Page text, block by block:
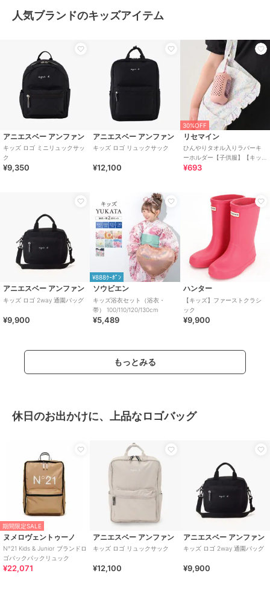
人気ブランドのキッズアイテム
アニエスベー アンファン
キッズ ロゴ ミニリュックサッ
ク
¥9,350
アニエスベー アンファン
キッズ ロゴ リュックサック
¥12,100
30%OFF
リセマイン
ひんやりタオル入りラバーキ
ーホルダー【子供服】【キッ
ズ】【女の子】
¥693
アニエスベー アンファン
キッズ ロゴ 2way 通園バッグ
¥9,900
¥888ｸｰﾎﾟﾝ
ソウビエン
キッズ浴衣セット（浴衣・
帯） 100/110/120/130cm
¥5,489
ハンター
【キッズ】ファーストクラシ
ック
¥9,900
もっとみる
休日のお出かけに、上品なロゴバッグ
期間限定SALE
ヌメロヴェントゥーノ
N°21 Kids & Junior ブランドロ
ゴバックパックリュック
¥22,071
アニエスベー アンファン
キッズ ロゴ リュックサック
¥12,100
アニエスベー アンファン
キッズ ロゴ 2way 通園バッグ
¥9,900